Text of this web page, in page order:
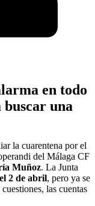
en todo
una
la cuarentena por el
del Málaga CF
Muñoz. La Junta
2 de abril, pero ya se
las cuentas